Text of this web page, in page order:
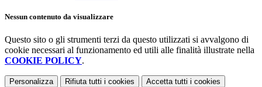
Nessun contenuto da visualizzare
Questo sito o gli strumenti terzi da questo utilizzati si avvalgono di
cookie necessari al funzionamento ed utili alle finalità illustrate nella
COOKIE POLICY.
Personalizza Rifiuta tutti i cookies Accetta tutti i cookies